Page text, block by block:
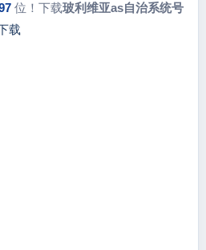
位！下载玻利维亚as自治系统号
载